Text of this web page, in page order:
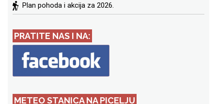
Plan pohoda i akcija za 2026.
PRATITE NAS I NA:
METEO STANICA NA PICELJU